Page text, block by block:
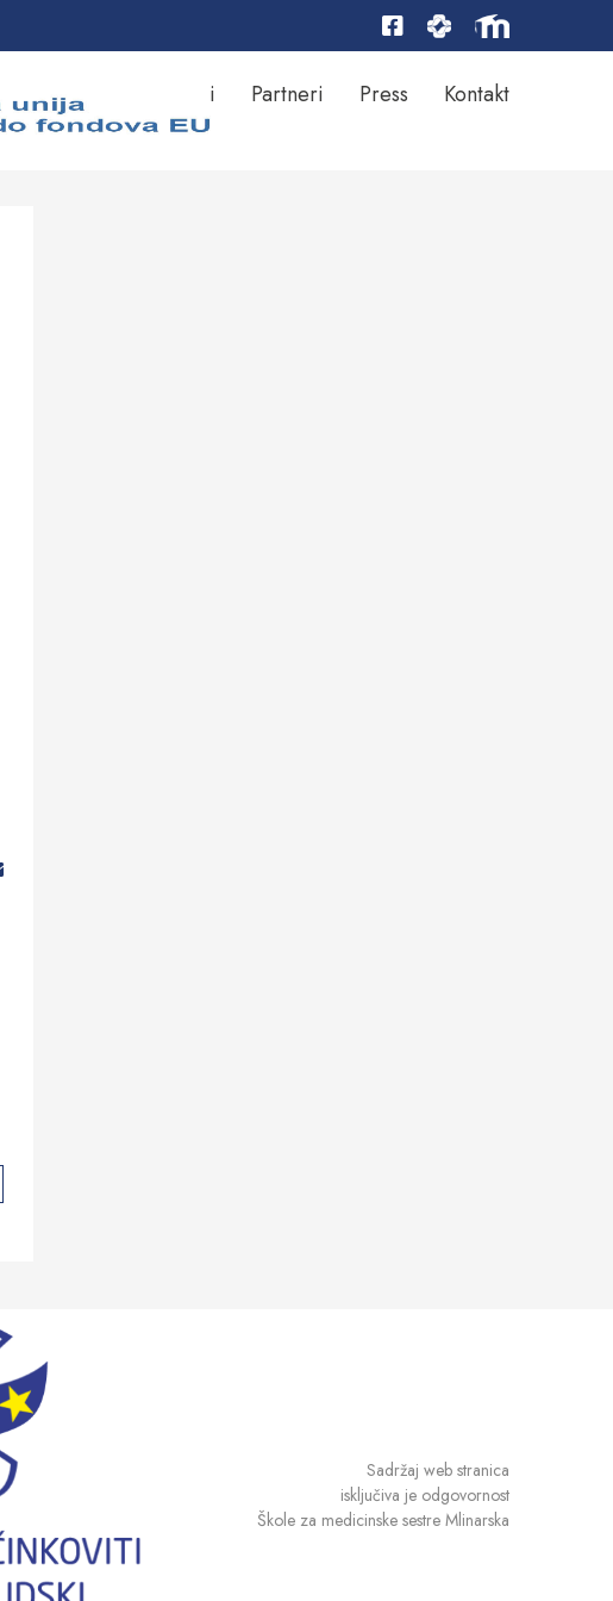
O
projektu
Rezultati Partneri Press Kontakt
Sadržaj web stranica
isključiva je odgovornost
Škole za medicinske sestre Mlinarska